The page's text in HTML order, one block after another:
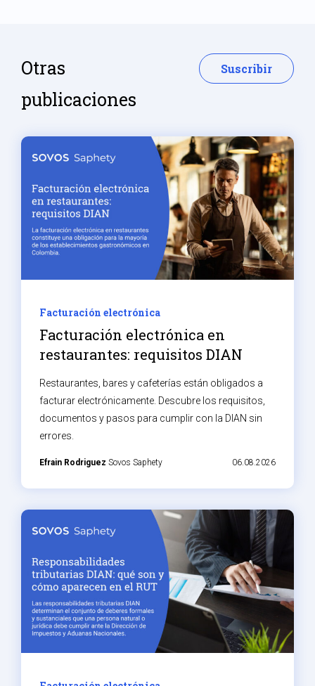
Otras
publicaciones
Suscribir
Facturación electrónica
Facturación electrónica en
restaurantes: requisitos DIAN
Restaurantes, bares y cafeterías están obligados a
facturar electrónicamente. Descubre los requisitos,
documentos y pasos para cumplir con la DIAN sin
errores.
Efrain Rodriguez Sovos Saphety 06.08.2026